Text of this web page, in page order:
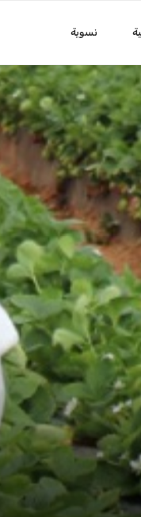
نسوية